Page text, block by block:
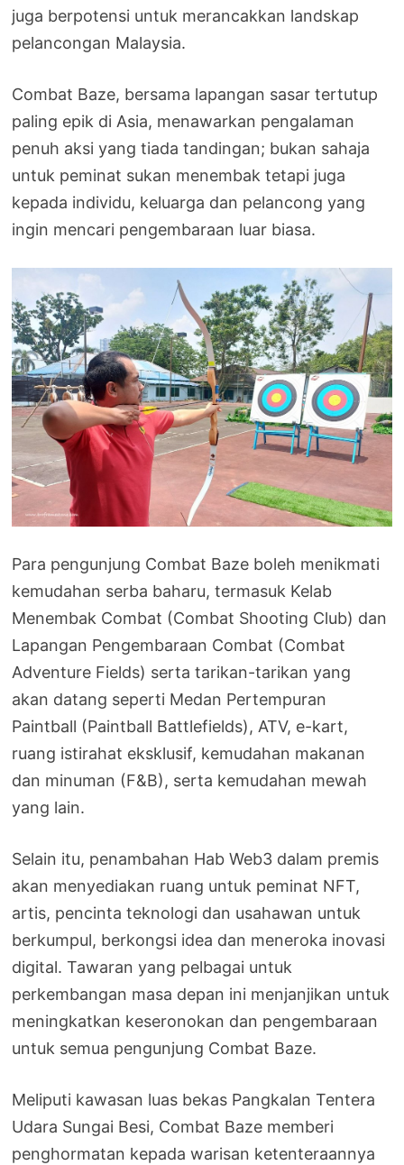
juga berpotensi untuk merancakkan landskap
pelancongan Malaysia.
Combat Baze, bersama lapangan sasar tertutup
paling epik di Asia, menawarkan pengalaman
penuh aksi yang tiada tandingan; bukan sahaja
untuk peminat sukan menembak tetapi juga
kepada individu, keluarga dan pelancong yang
ingin mencari pengembaraan luar biasa.
Para pengunjung Combat Baze boleh menikmati
kemudahan serba baharu, termasuk Kelab
Menembak Combat (Combat Shooting Club) dan
Lapangan Pengembaraan Combat (Combat
Adventure Fields) serta tarikan-tarikan yang
akan datang seperti Medan Pertempuran
Paintball (Paintball Battlefields), ATV, e-kart,
ruang istirahat eksklusif, kemudahan makanan
dan minuman (F&B), serta kemudahan mewah
yang lain.
Selain itu, penambahan Hab Web3 dalam premis
akan menyediakan ruang untuk peminat NFT,
artis, pencinta teknologi dan usahawan untuk
berkumpul, berkongsi idea dan meneroka inovasi
digital. Tawaran yang pelbagai untuk
perkembangan masa depan ini menjanjikan untuk
meningkatkan keseronokan dan pengembaraan
untuk semua pengunjung Combat Baze.
Meliputi kawasan luas bekas Pangkalan Tentera
Udara Sungai Besi, Combat Baze memberi
penghormatan kepada warisan ketenteraannya